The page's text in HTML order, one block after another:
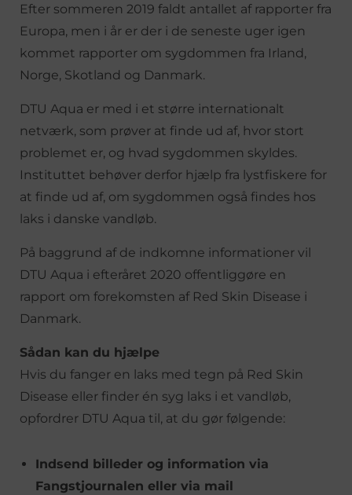
Efter sommeren 2019 faldt antallet af rapporter fra
Europa, men i år er der i de seneste uger igen
kommet rapporter om sygdommen fra Irland,
Norge, Skotland og Danmark.
DTU Aqua er med i et større internationalt
netværk, som prøver at finde ud af, hvor stort
problemet er, og hvad sygdommen skyldes.
Instituttet behøver derfor hjælp fra lystfiskere for
at finde ud af, om sygdommen også findes hos
laks i danske vandløb.
På baggrund af de indkomne informationer vil
DTU Aqua i efteråret 2020 offentliggøre en
rapport om forekomsten af Red Skin Disease i
Danmark.
Sådan kan du hjælpe
Hvis du fanger en laks med tegn på Red Skin
Disease eller finder én syg laks i et vandløb,
opfordrer DTU Aqua til, at du gør følgende:
Indsend billeder og information via
Fangstjournalen eller via mail